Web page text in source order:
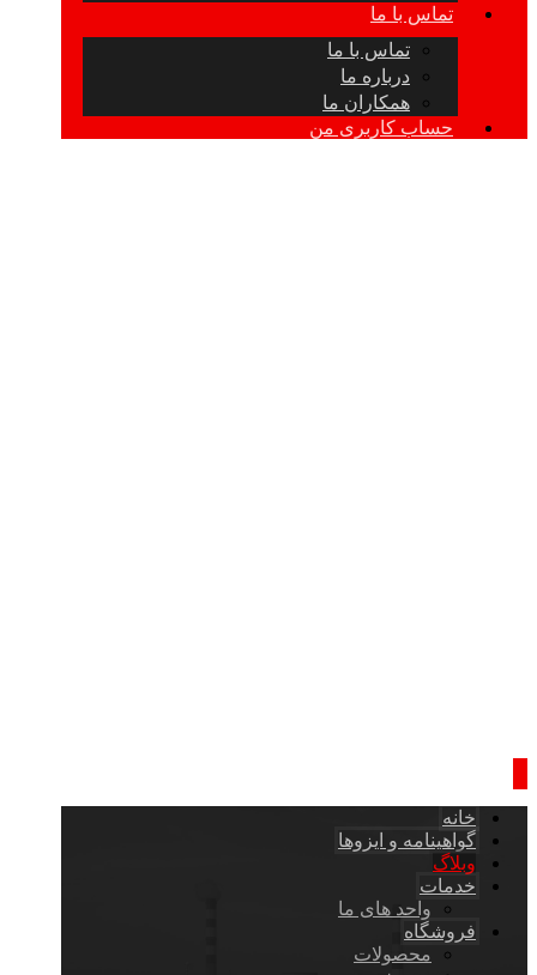
تماس با ما
تماس با ما
درباره ما
همکاران ما
حساب کاربری من
خانه
گواهینامه و ایزوها
وبلاگ
خدمات
واحد های ما
فروشگاه
محصولات